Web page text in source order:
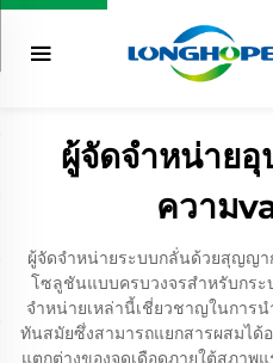
ผู้จัดจำหน่าย
ความ
ผู้จัดจำหน่ายระบบกลั่นด้วยสุญญ
โซลูชันแบบครบวงจรสำหรับกระ
จำหน่ายเหล่านี้เชี่ยวชาญในการ
ทันสมัยซึ่งสามารถแยกสารผสมได้
แตกต่างของจุดเดือดภายใต้สภาพ